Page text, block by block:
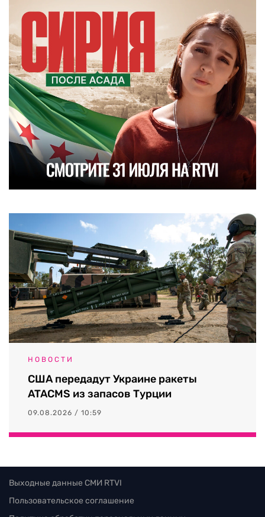
НОВОСТИ
США передадут Украине ракеты
ATACMS из запасов Турции
09.08.2026 / 10:59
Выходные данные СМИ RTVI
Пользовательское соглашение